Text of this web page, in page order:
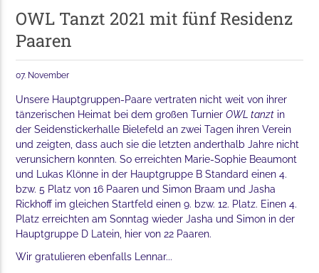
OWL Tanzt 2021 mit fünf Residenz
Paaren
07. November
Unsere Hauptgruppen-Paare vertraten nicht weit von ihrer
tänzerischen Heimat bei dem großen TurnierOWL tanzt in
der Seidenstickerhalle Bielefeld an zwei Tagen ihren Verein
und zeigten, dass auch sie die letzten anderthalb Jahre nicht
verunsichern konnten. So erreichten Marie-Sophie Beaumont
und Lukas Klönne in der Hauptgruppe B Standard einen 4.
bzw. 5 Platz von 16 Paaren und Simon Braam und Jasha
Rickhoff im gleichen Startfeld einen 9. bzw. 12. Platz. Einen 4.
Platz erreichten am Sonntag wieder Jasha und Simon in der
Hauptgruppe D Latein, hier von 22 Paaren.
Wir gratulieren ebenfalls Lennar...